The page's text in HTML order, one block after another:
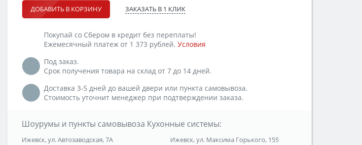
ДОБАВИТЬ В КОРЗИНУ ЗАКАЗАТЬ В 1 КЛИК
Покупай со Сбером в кредит без переплаты!
Ежемесячный платеж от 1 373 рублей. Условия
Под заказ.
Срок получения товара на склад от 7 до 14 дней.
Доставка 3-5 дней до вашей двери или пункта самовывоза.
Стоимость уточнит менеджер при подтверждении заказа.
Шоурумы и пункты самовывоза Кухонные системы:
Ижевск, ул. Автозаводская, 7А
Ижевск, ул. Максима Горького, 155